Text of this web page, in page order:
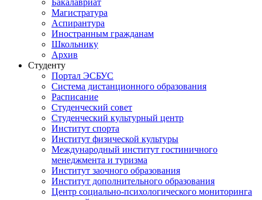
Бакалавриат
Магистратура
Аспирантура
Иностранным гражданам
Школьнику
Архив
Студенту
Портал ЭСБУС
Система дистанционного образования
Расписание
Студенческий совет
Студенческий культурный центр
Институт спорта
Институт физической культуры
Международный институт гостиничного
менеджмента и туризма
Институт заочного образования
Институт дополнительного образования
Центр социально-психологического мониторинга